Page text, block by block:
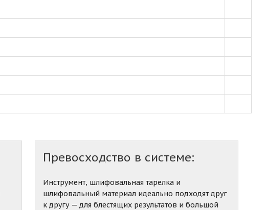
Превосходство в системе:
Инструмент, шлифовальная тарелка и
шлифовальный материал идеально подходят друг
к другу — для блестящих результатов и большой